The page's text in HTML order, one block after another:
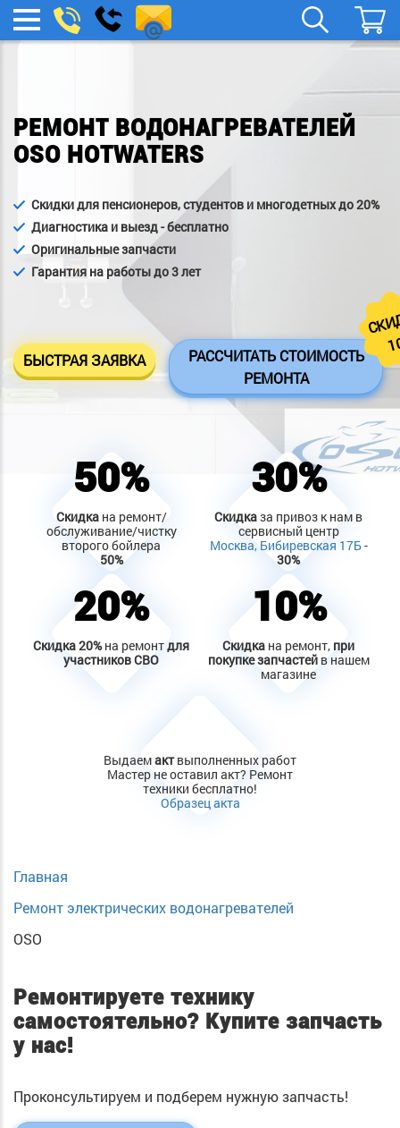
МЕНЮ
boylera@yandex.ru
Заказать
звонок
РЕМОНТ ВОДОНАГРЕВАТЕЛЕЙ
OSO HOTWATERS
Скидки для пенсионеров, студентов и многодетных до 20%
Диагностика и выезд - бесплатно
Оригинальные запчасти
Гарантия на работы до 3 лет
БЫСТРАЯ ЗАЯВКА
РАССЧИТАТЬ СТОИМОСТЬ
РЕМОНТА
50%
Скидкана ремонт/
обслуживание/чистку
второго бойлера
50%
30%
Скидказа привоз к нам в
сервисный центр
Москва, Бибиревская 17Б-
30%
20%
Скидка20%на ремонтдля
участников СВО
10%
Скидка на ремонт, при
покупке запчастейв нашем
магазине
Выдаемактвыполненных работ
Мастер не оставил акт? Ремонт
техники бесплатно!
Образец акта
Главная
Ремонт электрических водонагревателей
OSO
Ремонтируете технику
самостоятельно? Купите запчасть
у нас!
Проконсультируем и подберем нужную запчасть!